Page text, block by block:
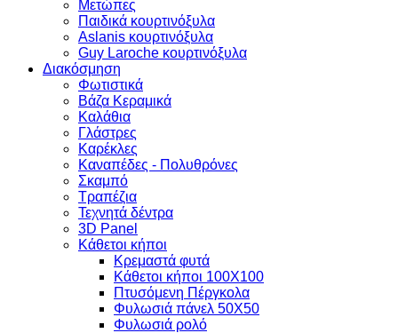
Μετώπες
Παιδικά κουρτινόξυλα
Aslanis κουρτινόξυλα
Guy Laroche κουρτινόξυλα
Διακόσμηση
Φωτιστικά
Βάζα Κεραμικά
Καλάθια
Γλάστρες
Καρέκλες
Καναπέδες - Πολυθρόνες
Σκαμπό
Τραπέζια
Τεχνητά δέντρα
3D Panel
Κάθετοι κήποι
Κρεμαστά φυτά
Κάθετοι κήποι 100Χ100
Πτυσόμενη Πέργκολα
Φυλωσιά πάνελ 50Χ50
Φυλωσιά ρολό